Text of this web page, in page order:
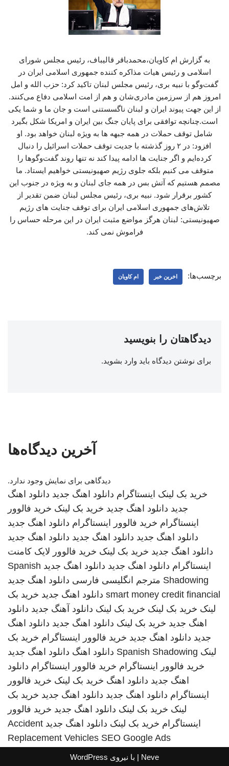
به گزارش ام کاویان،محمدباقر قالیباف، رئیس مجلس شورای
اسلامی و رئیس هیات مذاکره کننده جمهوری اسلامی ایران در
گفت‌وگو با نبیه بری، رئیس مجلس لبنان تاکید کرد: حزب الله و امل
امروز هم از سرزمین مادری‌شان و هم از امت اسلامی دفاع می‌کنند.
از این جهت پیوند ایران و لبنان ناگسستنی است و جان ما و شما یکی
است.چنانچه توافقی برای پایان جنگ بین ایران و امریکا شکل بگیرد
شامل توقف حملات در همه جبهه ها به ویژه لبنان خواهد بود. او
افزود: در ۲ روز گذشته با جدیت توقف حملات اسرائیل را دنبال
کرده‌ایم و اگر جنایت ها ادامه پیدا کند نه تنها روند گفت‌وگوها را
متوقف می کنیم بلکه جلوی رژیم صهیونیستی خواهیم ایستاد. ما
مصمم هستیم که آتش بس در همه جای لبنان و به ویژه در جنوب این
کشور برقرار شود. نبیه بری، رئیس مجلس لبنان ضمن تقدیر از
تلاش‌های جمهوری اسلامی ایران برای توقف جنایت های رژیم
صهیونیستی: لبنان هرگز مواضع مثبت ایران در این مرحله حساس را
فراموش نمی کند.
برچسب‌ها: اخرین خبر ام کاویان
دیدگاهتان را بنویسید
برای نوشتن دیدگاه باید وارد بشوید.
آخرین دیدگاه‌ها
دیدگاهی برای نمایش وجود ندارد.
خرید بک لینک اینستاگرام دانلود اهنگ جدید دانلود اهنگ
جدید دانلود اهنگ جدید خرید بک لینک خرید فالوور
اینستاگرام خرید فالوور اینستاگرام دانلود اهنگ جدید
دانلود اهنگ جدید دانلود اهنگ جدید دانلود اهنگ جدید
دانلود اهنگ جدید خرید بک لینک خرید فالوور لایک کامنت
اینستاگرام دانلود اهنگ جدید دانلود اهنگ جدید Spanish
Shadowing مترجم انگلیسی فارسی دانلود اهنگ جدید
smart money credit financial دانلود اهنگ جدید خرید بک
لینک خرید بک لینک خرید بک لینک دانلود آهنگ جدید دانلود
اهنگ جدید خرید بک لینک دانلود اهنگ جدید دانلود اهنگ
جدید دانلود اهنگ جدید خرید فالوور اینستاگرام خرید بک
لینک Spanish Shadowing دانلود اهنگ دانلود اهنگ جدید
خرید فالوور اینستاگرام خرید فالوور اینستاگرام دانلود
اهنگ جدید دانلود اهنگ خرید بک لینک خرید فالوور
اینستاگرام دانلود اهنگ جدید دانلود اهنگ جدید خرید بک
لینک خرید بک لینک دانلود اهنگ جدید خرید فالوور
اینستاگرام خرید بک لینک دانلود اهنگ جدید Accident
Replacement Vehicles SEO Google Ads
Neve | با نیروی WordPress